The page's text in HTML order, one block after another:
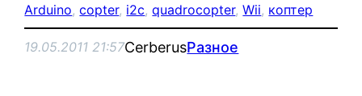
Arduino, copter, i2c, quadrocopter, Wii, коптер
19.05.2011 21:57CerberusРазное